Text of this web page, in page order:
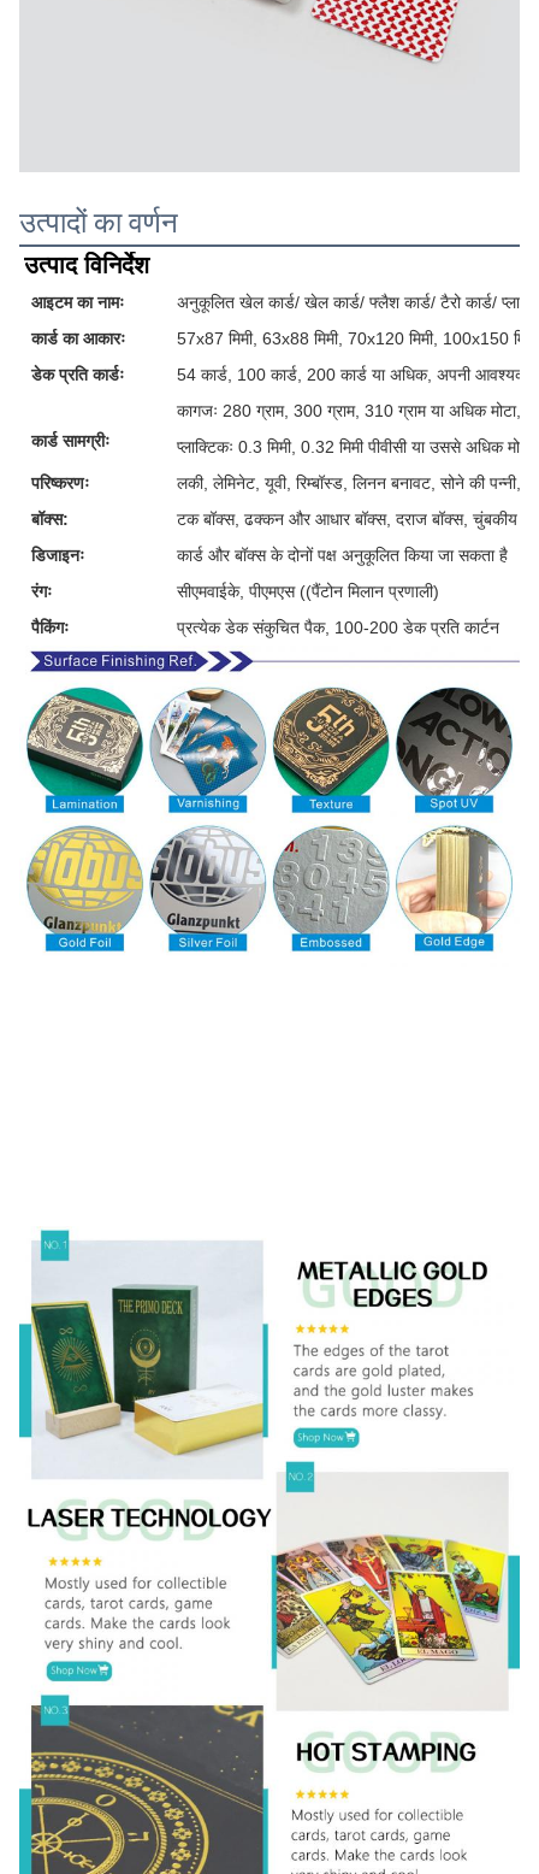
उत्पादों का वर्णन
उत्पाद विनिर्देश
आइटम का नामः
अनुकूलित खेल कार्ड/ खेल कार्ड/ फ्लैश कार्ड/ टैरो कार्ड/
कार्ड का आकारः
57x87 मिमी, 63x88 मिमी, 70x120 मिमी, 100x150
डेक प्रति कार्डः
54 कार्ड, 100 कार्ड, 200 कार्ड या अधिक, अपनी
कार्ड सामग्रीः
कागजः 280 ग्राम, 300 ग्राम, 310 ग्राम या अधिक मोटा,
प्लाक्टिकः 0.3 मिमी, 0.32 मिमी पीवीसी या उससे अधिक मोटी
परिष्करणः
लकी, लेमिनेट, यूवी, रिम्बॉस्ड, लिनन बनावट, सोने की पन्नी,
बॉक्स:
टक बॉक्स, ढक्कन और आधार बॉक्स, दराज बॉक्स, चुंबकीय
डिजाइनः
कार्ड और बॉक्स के दोनों पक्ष अनुकूलित किया जा सकता है
रंगः
सीएमवाईके, पीएमएस ((पैंटोन मिलान प्रणाली)
पैकिंगः
प्रत्येक डेक संकुचित पैक, 100-200 डेक प्रति कार्टन